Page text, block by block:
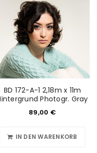
BD 172-A-1 2,18m x 11m
Photogr. Gray
89,00 €
IN DEN WARENKORB